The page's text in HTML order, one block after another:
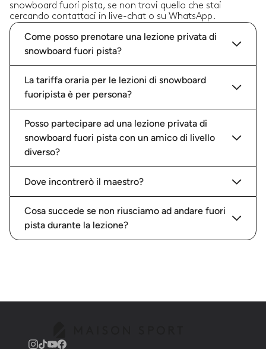
snowboard fuori pista, se non trovi quello che stai
cercando contattaci in live-chat o su WhatsApp.
Come posso prenotare una lezione privata di
snowboard fuori pista?
La tariffa oraria per le lezioni di snowboard
fuoripista è per persona?
Posso partecipare ad una lezione privata di
snowboard fuori pista con un amico di livello
diverso?
Dove incontrerò il maestro?
Cosa succede se non riusciamo ad andare fuori
pista durante la lezione?